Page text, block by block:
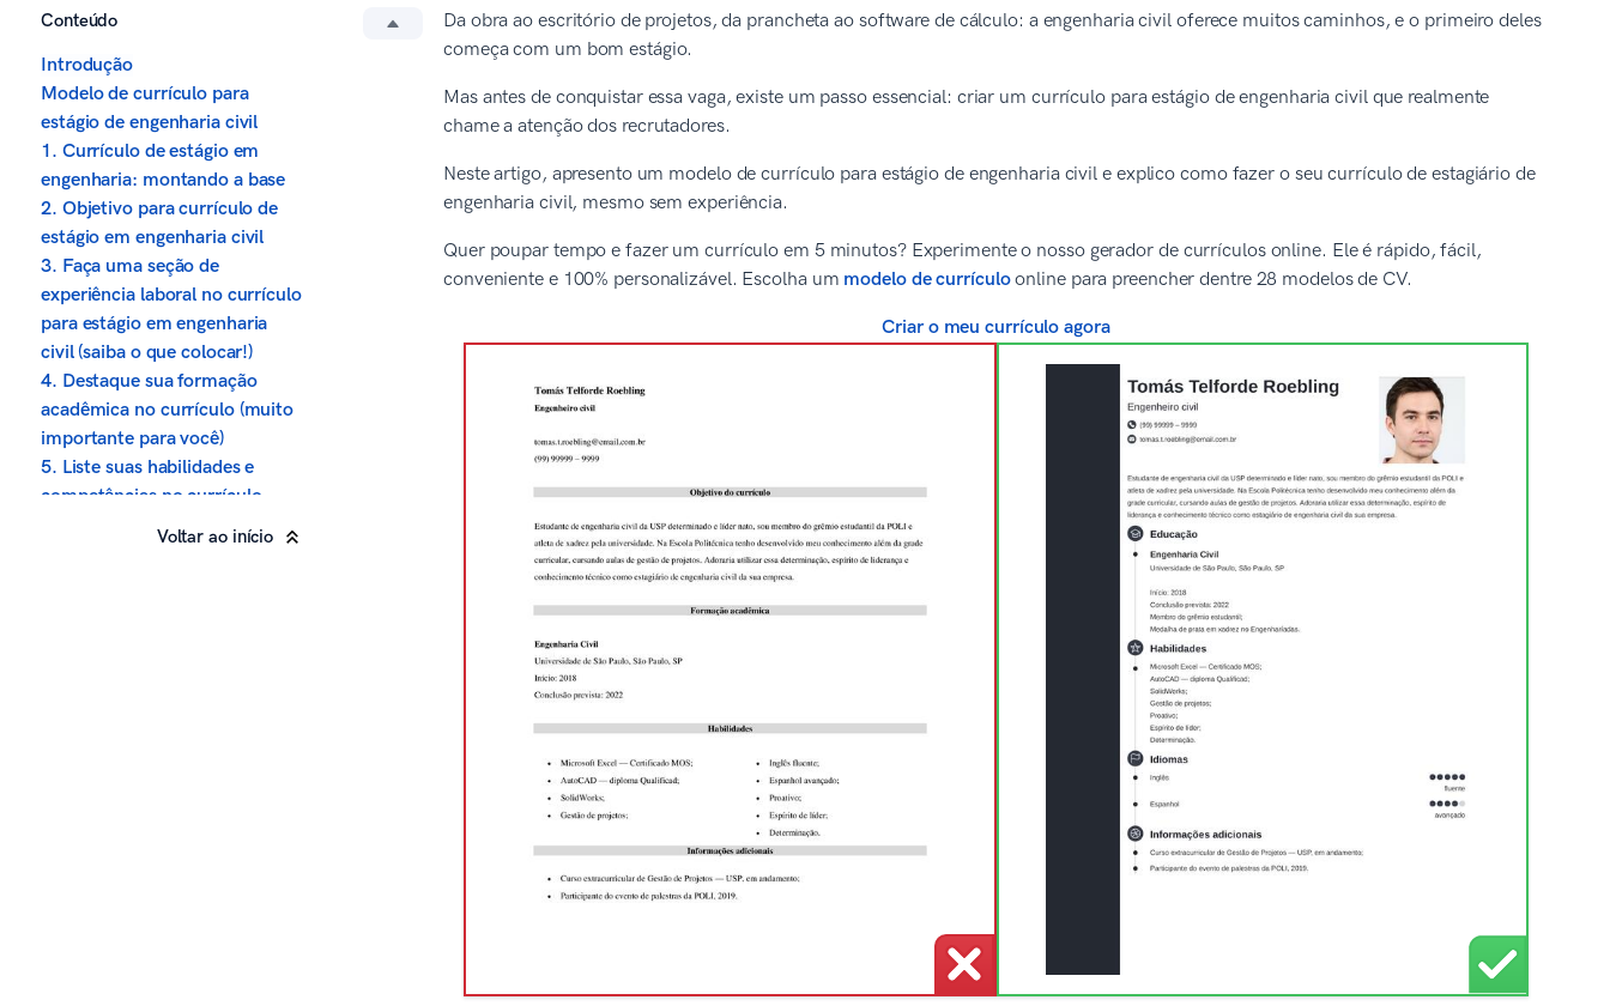
Conteúdo
Introdução
Modelo de currículo para
estágio de engenharia civil
1. Currículo de estágio em
engenharia: montando a base
2. Objetivo para currículo de
estágio em engenharia civil
3. Faça uma seção de
experiência laboral no currículo
para estágio em engenharia
civil (saiba o que colocar!)
4. Destaque sua formação
acadêmica no currículo (muito
importante para você)
5. Liste suas habilidades e
competências no currículo
6. Diferencie seu currículo de
Voltar ao início
Da obra ao escritório de projetos, da prancheta ao software de cálculo: a engenharia civil oferece muitos caminhos, e o primeiro deles
começa com um bom estágio.
Mas antes de conquistar essa vaga, existe um passo essencial: criar um currículo para estágio de engenharia civil que realmente
chame a atenção dos recrutadores.
Neste artigo, apresento um modelo de currículo para estágio de engenharia civil e explico como fazer o seu currículo de estagiário de
engenharia civil, mesmo sem experiência.
Quer poupar tempo e fazer um currículo em 5 minutos? Experimente o nosso gerador de currículos online. Ele é rápido, fácil,
conveniente e 100% personalizável. Escolha um modelo de currículoonline para preencher dentre 28 modelos de CV.
Criar o meu currículo agora